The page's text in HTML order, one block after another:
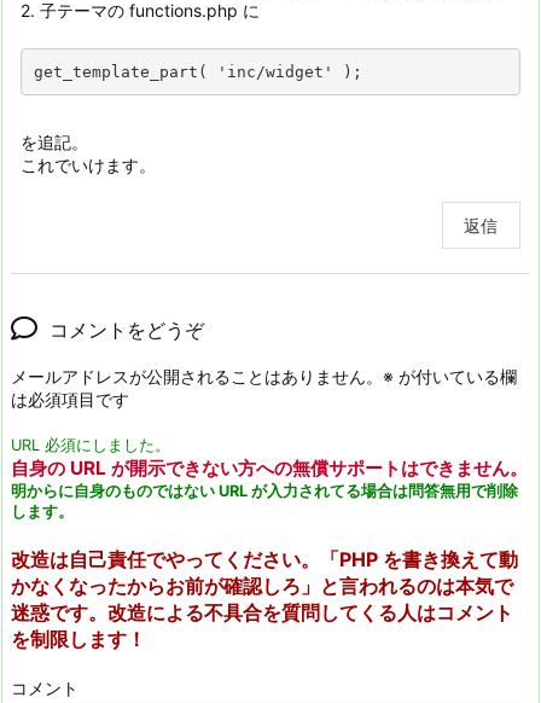
2. 子テーマの functions.php に
get_template_part( 'inc/widget' );
を追記。
これでいけます。
返信
コメントをどうぞ
メールアドレスが公開されることはありません。 ※ が付いている欄
は必須項目です
URL 必須にしました。
自身の URL が開示できない方への無償サポートはできません。
明からに自身のものではない URL が入力されてる場合は問答無用で削除
します。
改造は自己責任でやってください。「PHP を書き換えて動
かなくなったからお前が確認しろ」と言われるのは本気で
迷惑です。改造による不具合を質問してくる人はコメント
を制限します！
コメント